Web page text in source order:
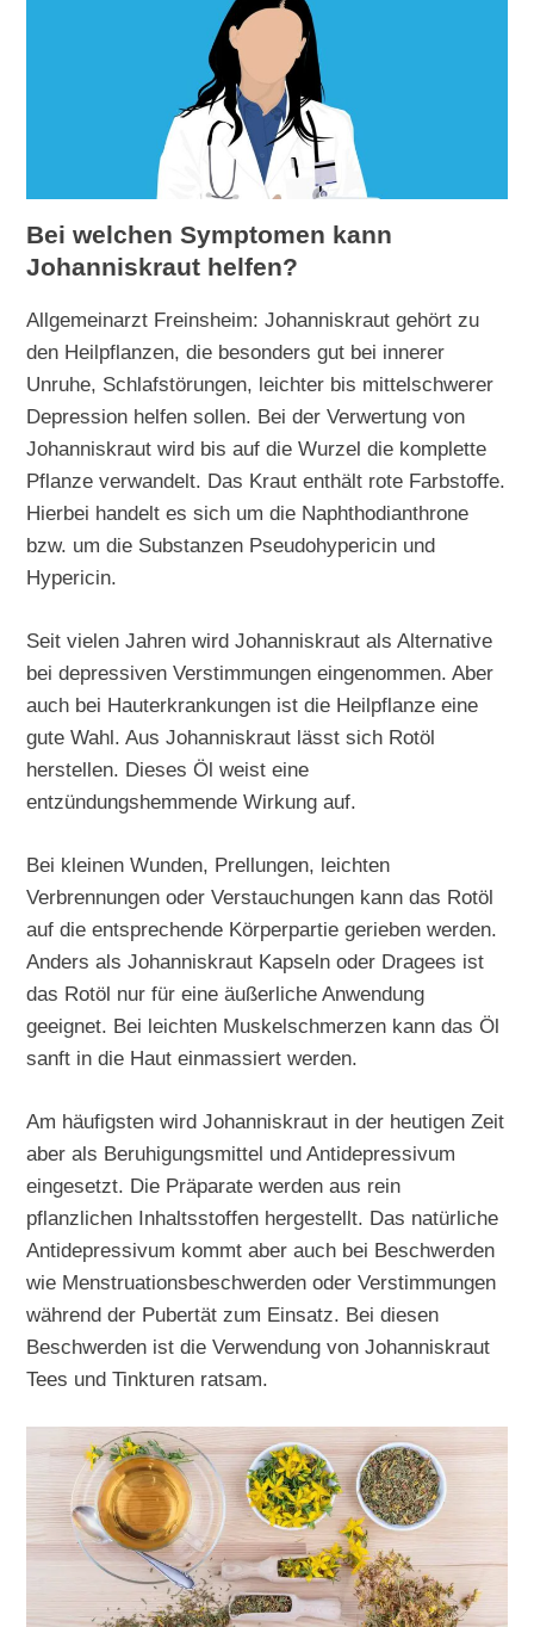
Bei welchen Symptomen kann
Johanniskraut helfen?
Allgemeinarzt Freinsheim: Johanniskraut gehört zu
den Heilpflanzen, die besonders gut bei innerer
Unruhe, Schlafstörungen, leichter bis mittelschwerer
Depression helfen sollen. Bei der Verwertung von
Johanniskraut wird bis auf die Wurzel die komplette
Pflanze verwandelt. Das Kraut enthält rote Farbstoffe.
Hierbei handelt es sich um die Naphthodianthrone
bzw. um die Substanzen Pseudohypericin und
Hypericin.
Seit vielen Jahren wird Johanniskraut als Alternative
bei depressiven Verstimmungen eingenommen. Aber
auch bei Hauterkrankungen ist die Heilpflanze eine
gute Wahl. Aus Johanniskraut lässt sich Rotöl
herstellen. Dieses Öl weist eine
entzündungshemmende Wirkung auf.
Bei kleinen Wunden, Prellungen, leichten
Verbrennungen oder Verstauchungen kann das Rotöl
auf die entsprechende Körperpartie gerieben werden.
Anders als Johanniskraut Kapseln oder Dragees ist
das Rotöl nur für eine äußerliche Anwendung
geeignet. Bei leichten Muskelschmerzen kann das Öl
sanft in die Haut einmassiert werden.
Am häufigsten wird Johanniskraut in der heutigen Zeit
aber als Beruhigungsmittel und Antidepressivum
eingesetzt. Die Präparate werden aus rein
pflanzlichen Inhaltsstoffen hergestellt. Das natürliche
Antidepressivum kommt aber auch bei Beschwerden
wie Menstruationsbeschwerden oder Verstimmungen
während der Pubertät zum Einsatz. Bei diesen
Beschwerden ist die Verwendung von Johanniskraut
Tees und Tinkturen ratsam.